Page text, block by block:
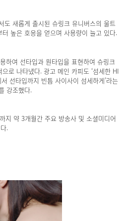
도 새롭게 출시된 슈링크 유니버스의 울트
높은 호응을 얻으며 사용량이 늘고 있다.
하여 선타입과 원타입을 표현하여 슈링크
로 나타냈다. 광고 메인 카피도 ‘섬세한 HI
선타입까지 빈틈 사이사이 섬세하게’라는
강조했다.
지 약 3개월간 주요 방송사 및 소셜미디어
.